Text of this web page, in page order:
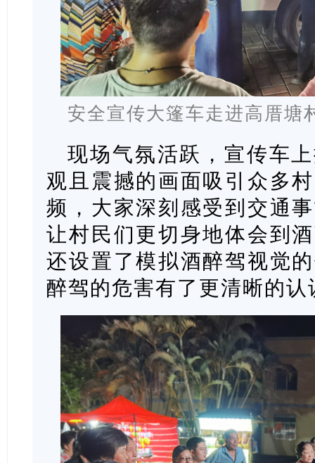
安全宣传大篷车走进高厝塘
现场气氛活跃，宣传车
观且震撼的画面吸引众多
频，大家深刻感受到交通
让村民们更切身地体会到
还设置了模拟酒醉驾视觉
醉驾的危害有了更清晰的认